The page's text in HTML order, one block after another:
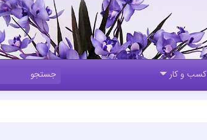
کسب و کار